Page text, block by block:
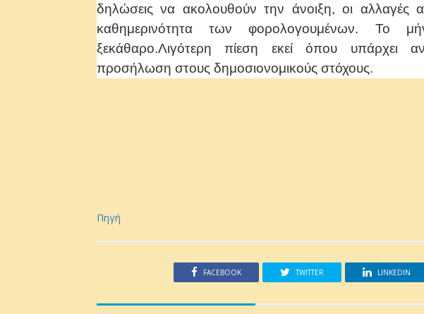
δηλώσεις να ακολουθούν την άνοιξη, οι αλλαγές
καθημερινότητα των φορολογουμένων. Το
ξεκάθαρο.Λιγότερη πίεση εκεί όπου υπάρχει
προσήλωση στους δημοσιονομικούς στόχους.
Πηγή
FACEBOOK TWITTER LINKEDIN